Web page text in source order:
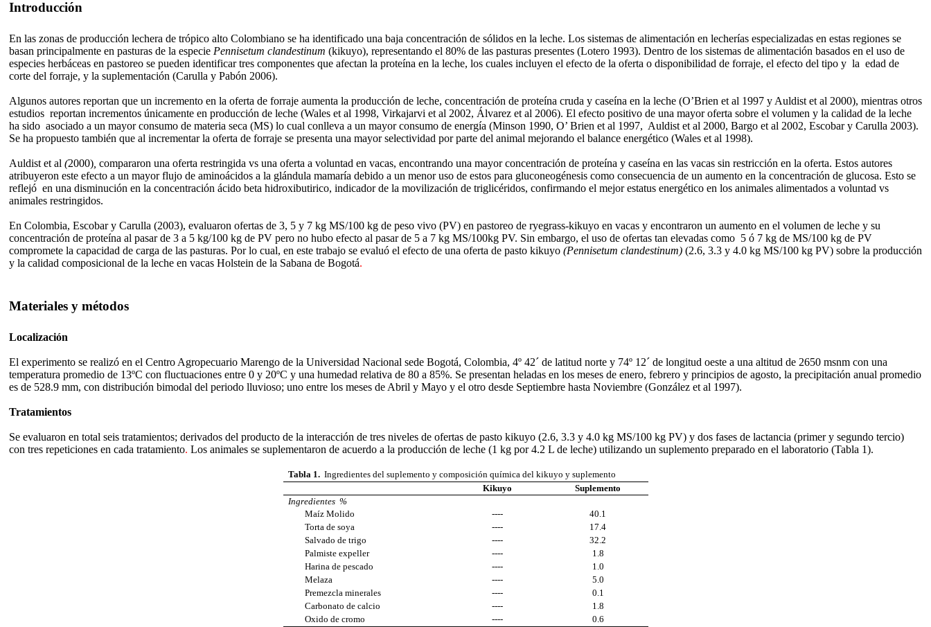
Introducción
En las zonas de producción lechera de trópico alto Colombiano se ha identificado una baja concentración de sólidos en la leche. Los sistemas de alimentación en lecherías especializadas en estas regiones se
basan principalmente en pasturas de la especie Pennisetum clandestinum (kikuyo), representando el 80% de las pasturas presentes (Lotero 1993). Dentro de los sistemas de alimentación basados en el uso de
especies herbáceas en pastoreo se pueden identificar tres componentes que afectan la proteína en la leche, los cuales incluyen el efecto de la oferta o disponibilidad de forraje, el efecto del tipo y la edad de
corte del forraje, y la suplementación (Carulla y Pabón 2006).
Algunos autores reportan que un incremento en la oferta de forraje aumenta la producción de leche, concentración de proteína cruda y caseína en la leche (O’Brien et al 1997 y Auldist et al 2000), mientras otros
estudios reportan incrementos únicamente en producción de leche (Wales et al 1998, Virkajarvi et al 2002, Álvarez et al 2006). El efecto positivo de una mayor oferta sobre el volumen y la calidad de la leche
ha sido asociado a un mayor consumo de materia seca (MS) lo cual conlleva a un mayor consumo de energía (Minson 1990, O’ Brien et al 1997, Auldist et al 2000, Bargo et al 2002, Escobar y Carulla 2003).
Se ha propuesto también que al incrementar la oferta de forraje se presenta una mayor selectividad por parte del animal mejorando el balance energético (Wales et al 1998).
Auldist et al (2000) compararon una oferta restringida vs una oferta a voluntad en vacas, encontrando una mayor concentración de proteína y caseína en las vacas sin restricción en la oferta. Estos autores
atribuyeron este efecto a un mayor flujo de aminoácidos a la glándula mamaría debido a un menor uso de estos para gluconeogénesis como consecuencia de un aumento en la concentración de glucosa. Esto se
reflejó en una disminución en la concentración ácido beta hidroxibutirico, indicador de la movilización de triglicéridos, confirmando el mejor estatus energético en los animales alimentados a voluntad vs
animales restringidos.
En Colombia, Escobar y Carulla (2003), evaluaron ofertas de 3, 5 y 7 kg MS/100 kg de peso vivo (PV) en pastoreo de ryegrass-kikuyo en vacas y encontraron un aumento en el volumen de leche y su
concentración de proteína al pasar de 3 a 5 kg/100 kg de PV pero no hubo efecto al pasar de 5 a 7 kg MS/100kg PV. Sin embargo, el uso de ofertas tan elevadas como 5 ó 7 kg de MS/100 kg de PV
compromete la capacidad de carga de las pasturas. Por lo cual, en este trabajo se evaluó el efecto de una oferta de pasto kikuyo (Pennisetum clandestinum) (2.6, 3.3 y 4.0 kg MS/100 kg PV) sobre la producción
y la calidad composicional de la leche en vacas Holstein de la Sabana de Bogotá.
Materiales y métodos
Localización
El experimento se realizó en el Centro Agropecuario Marengo de la Universidad Nacional sede Bogotá, Colombia, 4º 42´ de latitud norte y 74º 12´ de longitud oeste a una altitud de 2650 msnm con una
temperatura promedio de 13ºC con fluctuaciones entre 0 y 20ºC y una humedad relativa de 80 a 85%. Se presentan heladas en los meses de enero, febrero y principios de agosto, la precipitación anual promedio
es de 528.9 mm, con distribución bimodal del periodo lluvioso; uno entre los meses de Abril y Mayo y el otro desde Septiembre hasta Noviembre (González et al 1997).
Tratamientos
Se evaluaron en total seis tratamientos; derivados del producto de la interacción de tres niveles de ofertas de pasto kikuyo (2.6, 3.3 y 4.0 kg MS/100 kg PV) y dos fases de lactancia (primer y segundo tercio)
con tres repeticiones en cada tratamiento. Los animales se suplementaron de acuerdo a la producción de leche (1 kg por 4.2 L de leche) utilizando un suplemento preparado en el laboratorio (Tabla 1).
Tabla 1. Ingredientes del suplemento y composición química del kikuyo y suplemento
Kikuyo
Suplemento
Ingredientes %
Maíz Molido
----
40.1
Torta de soya
----
17.4
Salvado de trigo
----
32.2
Palmiste expeller
----
1.8
Harina de pescado
----
1.0
Melaza
----
5.0
Premezcla minerales
----
0.1
Carbonato de calcio
----
1.8
Oxido de cromo
----
0.6